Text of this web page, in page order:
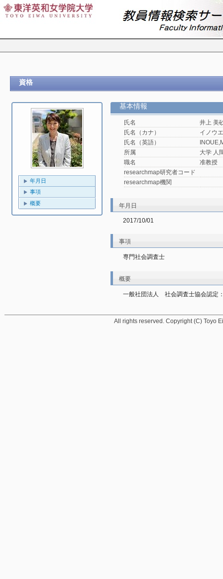
資格
年月日
事項
概要
基本情報
氏名
井上 美
氏名（カナ）
イノウ
氏名（英語）
所属
大学 人
職名
准教授
researchmap研究者コード
researchmap機関
年月日
2017/10/01
事項
専門社会調査士
概要
一般社団法人　社会調査士協会認定